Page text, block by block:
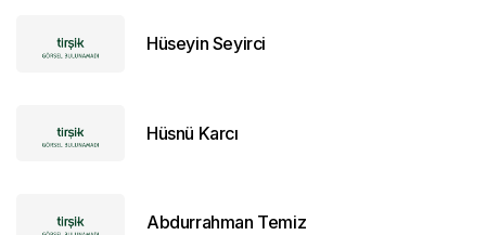
Hüseyin Seyirci
Hüsnü Karcı
Abdurrahman Temiz